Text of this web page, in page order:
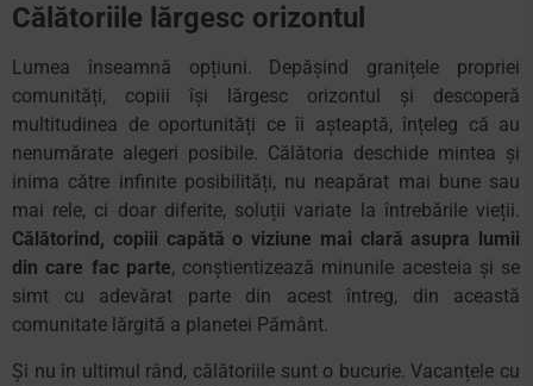
Călătoriile lărgesc orizontul
Lumea înseamnă opțiuni. Depășind granițele propriei
comunități, copiii își lărgesc orizontul și descoperă
multitudinea de oportunități ce îi așteaptă, înțeleg că au
nenumărate alegeri posibile. Călătoria deschide mintea și
inima către infinite posibilități, nu neapărat mai bune sau
mai rele, ci doar diferite, soluții variate la întrebările vieții.
Călătorind, copiii capătă o viziune mai clară asupra lumii
din care fac parte, conștientizează minunile acesteia și se
simt cu adevărat parte din acest întreg, din această
comunitate lărgită a planetei Pământ.
Și nu în ultimul rând, călătoriile sunt o bucurie. Vacanțele cu